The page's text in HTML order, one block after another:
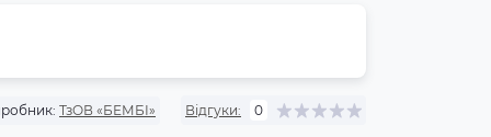
ТзОВ «БЕМБІ» Відгуки: 0